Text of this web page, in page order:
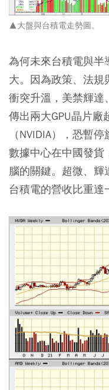
▲大盤與台積電走勢圖。
為何未來台積電與半
大。因為政策、法規
衝突升溫，美禁輝達
傳出兩大GPU晶片廠
（NVIDIA），恐暫
數據中心在中國發貨
腦的關鍵。超微、輝
台積電的營收比重達